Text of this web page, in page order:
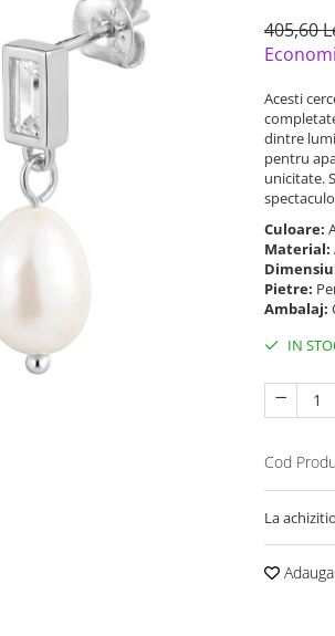
405,60
Acesti
dintre
pentru
unicitate.
Culoare:
Material:
Pietre:
Ambalaj:
IN
Cod
La